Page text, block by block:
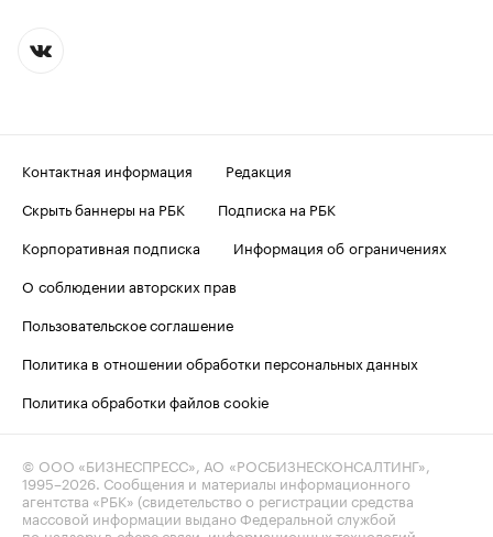
Контактная информация
Редакция
Скрыть баннеры на РБК
Подписка на РБК
Корпоративная подписка
Информация об ограничениях
О соблюдении авторских прав
Пользовательское соглашение
Политика в отношении обработки персональных данных
Политика обработки файлов cookie
© ООО «БИЗНЕСПРЕСС», АО «РОСБИЗНЕСКОНСАЛТИНГ»,
1995–2026. Сообщения и материалы информационного
агентства «РБК» (свидетельство о регистрации средства
массовой информации выдано Федеральной службой